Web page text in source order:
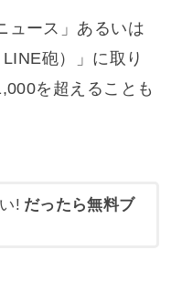
ュース」あるいは
砲）」に取り
を超えることも
! だったら無料ブ